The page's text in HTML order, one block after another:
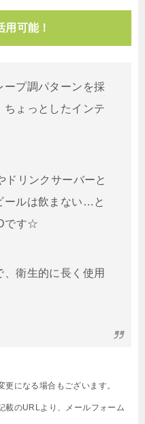
用可能！
ープ調パターンを採
ちょっとしたインテ
ドリンクサーバーと
ールは飲まない…と
です☆
衛生的に長く使用
になる場合もございます。
載のURLより、メールフォーム